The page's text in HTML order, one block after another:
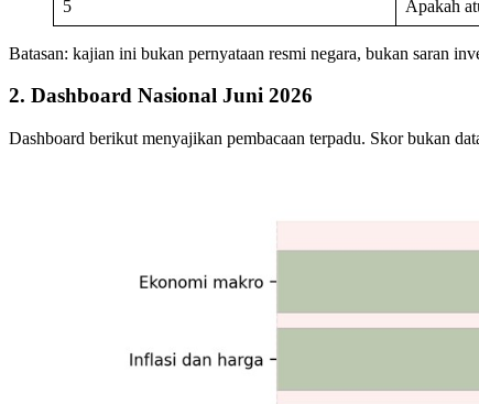
5 Apakah
Batasan: kajian ini bukan pernyataan resmi negara, bukan saran
2. Dashboard Nasional Juni 2026
Dashboard berikut menyajikan pembacaan terpadu. Skor bukan